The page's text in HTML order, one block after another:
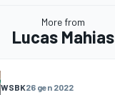
More from
Lucas Mahias
WSBK26 gen 2022